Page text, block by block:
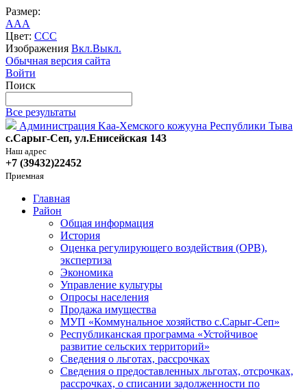
Размер:
AAA
Цвет: CCC
Изображения Вкл.Выкл.
Обычная версия сайта
Войти
Поиск
Все результаты
Администрация Kaa-Хемского кожууна Республики Тыва
с.Сарыг-Сеп, ул.Енисейская 143
Наш адрес
+7 (39432)22452
Приемная
Главная
Район
Общая информация
История
Оценка регулирующего воздействия (ОРВ),
экспертиза
Экономика
Управление культуры
Опросы населения
Продажа имущества
МУП «Коммунальное хозяйство с.Сарыг-Сеп»
Республиканская программа «Устойчивое
развитие сельских территорий»
Сведения о льготах, рассрочках
Сведения о предоставленных льготах, отсрочках,
рассрочках, о списании задолженности по